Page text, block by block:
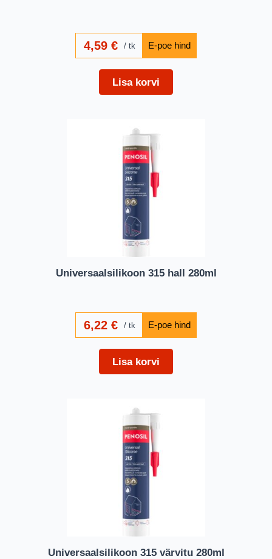
4,59€ tk
Lisa korvi
Universaalsilikoon 315 hall 280ml
6,22€ tk
Lisa korvi
Universaalsilikoon 315 värvitu 280ml